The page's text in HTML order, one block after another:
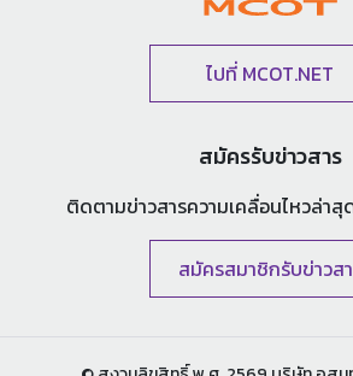
ไปที่ MCOT.NET
สมัครรับข่าวสาร
ติดตามข่าวสารความเคลื่อนไหวล่าสุ
สมัครสมาชิกรับข่าวส